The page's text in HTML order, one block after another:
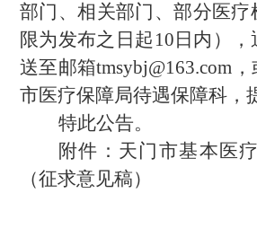
部门、相关部门、部分医
限为发布之日起10日内）
送至邮箱tmsybj@163.com
市医疗保障局待遇保障科，
特此公告。
附件：天门市基本医
（征求意见稿）